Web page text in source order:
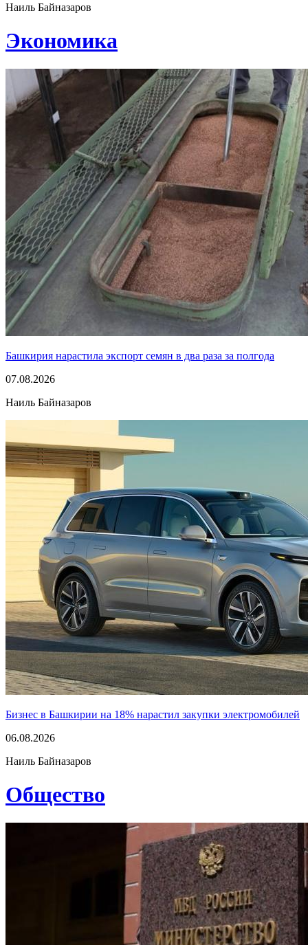
Наиль Байназаров
Экономика
Башкирия нарастила экспорт семян в два раза за полгода
07.08.2026
Наиль Байназаров
Бизнес в Башкирии на 18% нарастил закупки электромобилей
06.08.2026
Наиль Байназаров
Общество